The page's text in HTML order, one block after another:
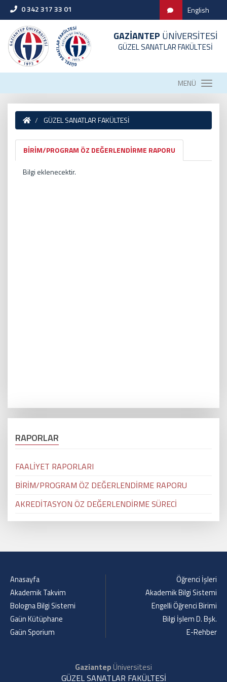
0 342 317 33 01 English
GAZİANTEP ÜNİVERSİTESİ
GÜZEL SANATLAR FAKÜLTESİ
MENÜ
GÜZEL SANATLAR FAKÜLTESİ
BİRİM/PROGRAM ÖZ DEĞERLENDİRME RAPORU
Bilgi eklenecektir.
RAPORLAR
FAALİYET RAPORLARI
BİRİM/PROGRAM ÖZ DEĞERLENDİRME RAPORU
AKREDİTASYON ÖZ DEĞERLENDİRME SÜRECİ
Anasayfa
Akademik Takvim
Bologna Bilgi Sistemi
Gaün Kütüphane
Gaün Sporium
Öğrenci İşleri
Akademik Bilgi Sistemi
Engelli Öğrenci Birimi
Bilgi İşlem D. Bşk.
E-Rehber
GaziantepÜniversitesi
GÜZEL SANATLAR FAKÜLTESİ